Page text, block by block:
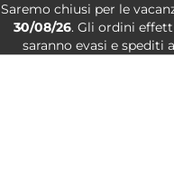
Saremo chiusi per le
30/08/26. Gli ordini
saranno evasi e spediti